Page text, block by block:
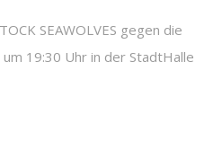
SEAWOLVES gegen die
19:30 Uhr in der StadtHalle